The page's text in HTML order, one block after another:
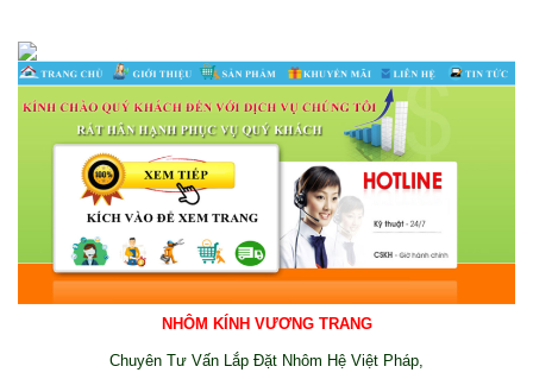
NHÔM KÍNH VƯƠNG TRANG
Chuyên Tư Vấn Lắp Đặt Nhôm Hệ Việt Pháp,